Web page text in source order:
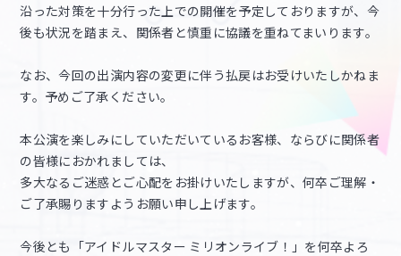
沿った対策を十分行った上での開催を予定しておりますが、今
後も状況を踏まえ、関係者と慎重に協議を重ねてまいります。
なお、今回の出演内容の変更に伴う払戻はお受けいたしかねま
す。予めご了承ください。
本公演を楽しみにしていただいているお客様、ならびに関係者
の皆様におかれましては、
多大なるご迷惑とご心配をお掛けいたしますが、何卒ご理解・
ご了承賜りますようお願い申し上げます。
今後とも「アイドルマスター ミリオンライブ！」を何卒よろ